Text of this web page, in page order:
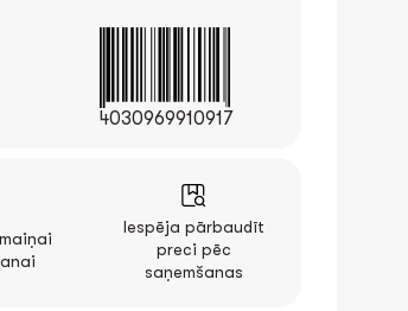
4030969910917
Iespēja pārbaudīt
preci pēc
saņemšanas